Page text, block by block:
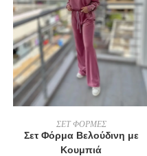
ΕΠΙΛΟΓΉ
ΣΕΤ ΦΟΡΜΕΣ
Σετ Φόρμα Βελούδινη με
Κουμπιά